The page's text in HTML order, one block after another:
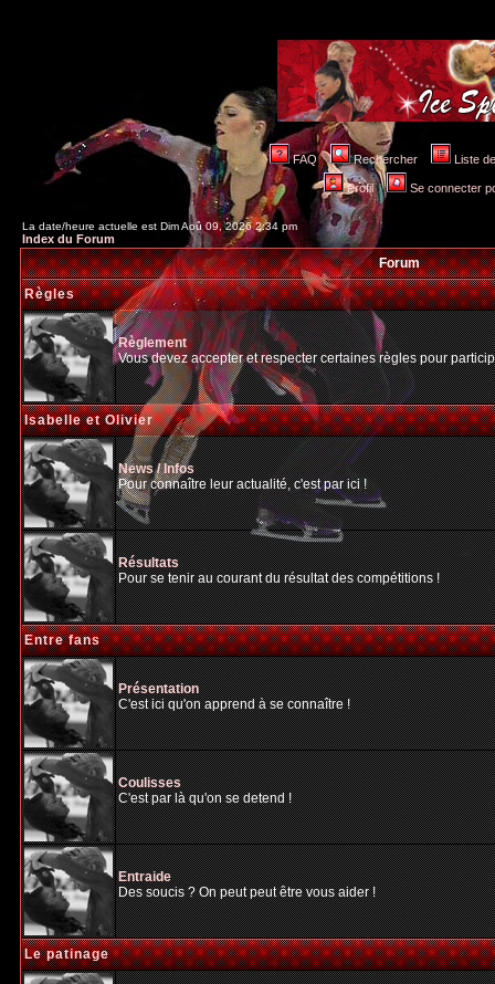
FAQ Rechercher Liste
Profil Se connecter
La date/heure actuelle est Dim Aoû 09, 2026 2:34 pm
Index du Forum
Forum
Règles
Règlement
Vous devez accepter et respecter certaines règles pour
Isabelle et Olivier
News / Infos
Pour connaître leur actualité, c'est par ici !
Résultats
Pour se tenir au courant du résultat des compétitions !
Entre fans
Présentation
C'est ici qu'on apprend à se connaître !
Coulisses
C'est par là qu'on se detend !
Entraide
Des soucis ? On peut peut être vous aider !
Le patinage